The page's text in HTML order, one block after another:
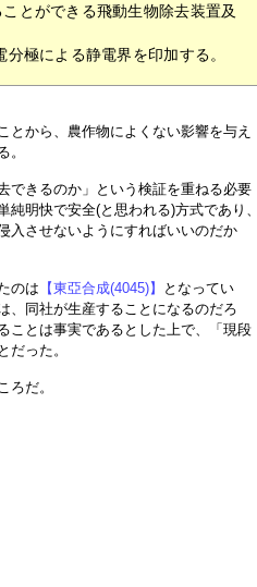
とができる飛動生物除去装置及
極による静電界を印加する。
とから、農作物によくない影響を与え
。
できるのか」という検証を重ねる必要
明快で安全(と思われる)方式であり、
入させないようにすればいいのだか
のは 【東亞合成(4045)】
となってい
、同社が生産することになるのだろ
ことは事実であるとした上で、「現段
だった。
ろだ。